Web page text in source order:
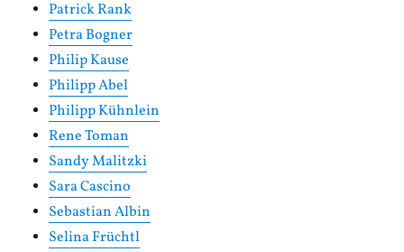
Patrick Rank
Petra Bogner
Philip Kause
Philipp Abel
Philipp Kühnlein
Rene Toman
Sandy Malitzki
Sara Cascino
Sebastian Albin
Selina Früchtl